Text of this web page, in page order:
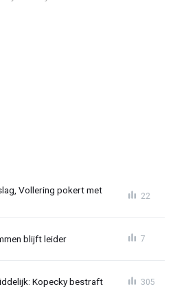
Vollering pokert met
22
blijft leider 7
Kopecky bestraft 305